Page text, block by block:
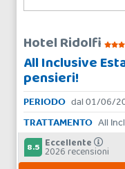
Hotel Ridolfi
All Inclusive
pensieri!
PERIODO dal 01/06/
TRATTAMENTO All
8.5 Eccellente
2026 recensioni